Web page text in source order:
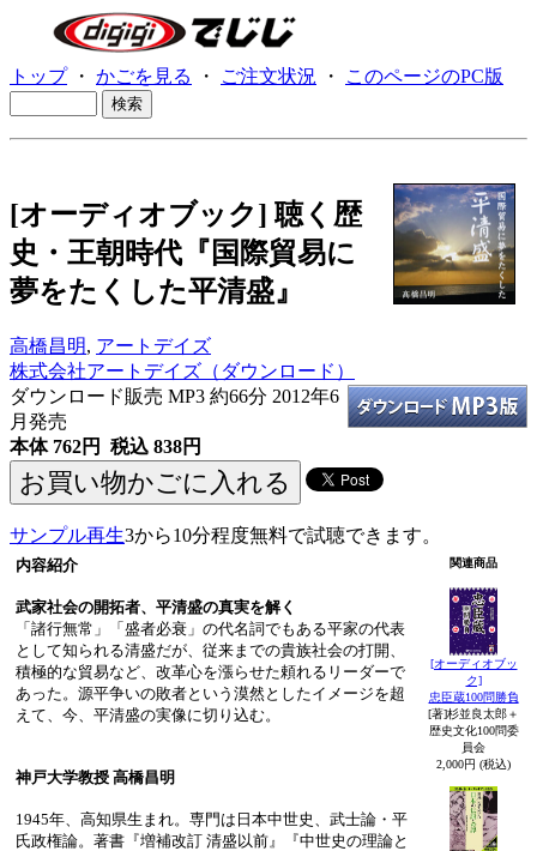
トップ・ かごを見る ・ ご注文状況 ・ このページのPC版
[オーディオブック] 聴く歴
史・王朝時代『国際貿易に
夢をたくした平清盛』
高橋昌明, アートデイズ
株式会社アートデイズ（ダウンロード）
ダウンロード販売 MP3 約66分 2012年6
月発売
本体 762円 税込 838円
サンプル再生3から10分程度無料で試聴できます。
内容紹介
武家社会の開拓者、平清盛の真実を解く
「諸行無常」「盛者必衰」の代名詞でもある平家の代表
として知られる清盛だが、従来までの貴族社会の打開、
積極的な貿易など、改革心を漲らせた頼れるリーダーで
あった。源平争いの敗者という漠然としたイメージを超
えて、今、平清盛の実像に切り込む。
神戸大学教授 高橋昌明
1945年、高知県生まれ。専門は日本中世史、武士論・平
氏政権論。著書『増補改訂 清盛以前』『中世史の理論と
関連商品
[オーディオブッ
ク]
忠臣蔵100問勝負
[著]杉並良太郎＋
歴史文化100問委
員会
2,000円 (税込)